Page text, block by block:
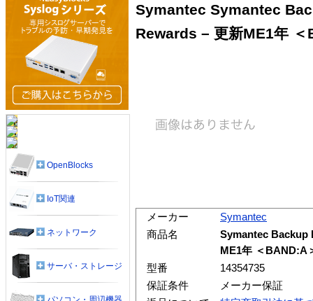
Symantec Symantec
Rewards – 更新ME1年
メーカー
Symantec
商品名
Symantec Backup
ME1年 ＜BAND:A
型番
14354735
保証条件
メーカー保証
OpenBlocks
IoT関連
ネットワーク
サーバ・ストレージ